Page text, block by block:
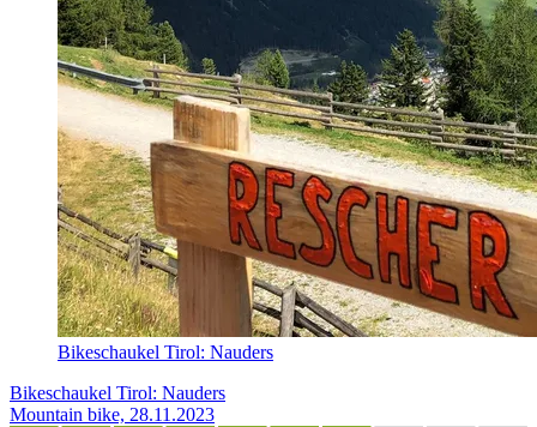
Bikeschaukel Tirol: Nauders
Bikeschaukel Tirol: Nauders
Mountain bike, 28.11.2023